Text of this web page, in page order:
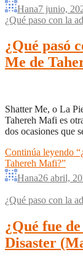
Hana7 junio,
¿Qué paso con la
¿Qué pasó
Me de
Shatter Me, o La
Tahereh Mafi es
dos ocasiones que
Continúa leyendo
Tahereh Mafi?”
Hana26 abril,
¿Qué paso con la
¿Qué fue
Disaster